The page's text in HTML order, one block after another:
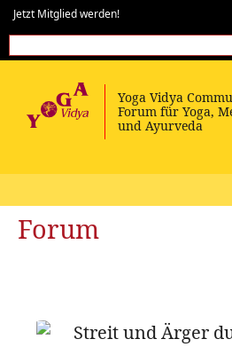
Jetzt Mitglied werden!
Forum
Streit und Ärger